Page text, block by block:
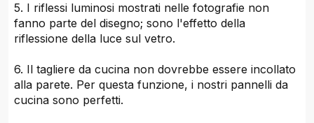
5. I riflessi luminosi mostrati nelle fotografie non
fanno parte del disegno; sono l'effetto della
riflessione della luce sul vetro.
6. Il tagliere da cucina non dovrebbe essere incollato
alla parete. Per questa funzione, i nostri pannelli da
cucina sono perfetti.